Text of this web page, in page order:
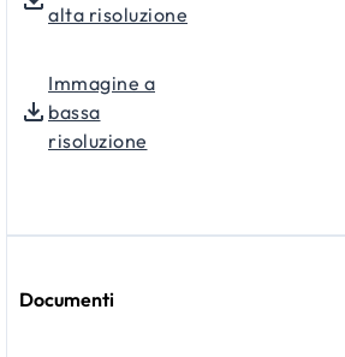
alta risoluzione
Immagine a
bassa
risoluzione
Documenti